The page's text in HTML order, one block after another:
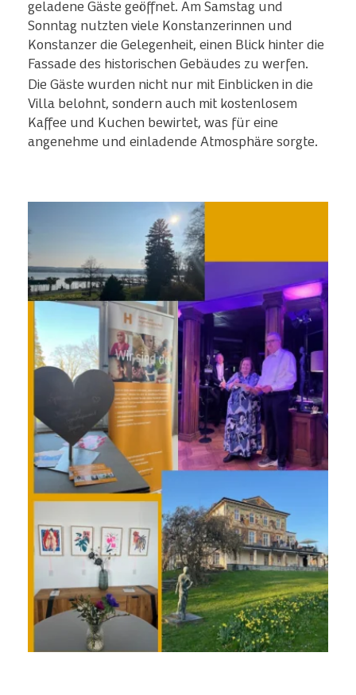
geladene Gäste geöffnet. Am Samstag und
Sonntag nutzten viele Konstanzerinnen und
Konstanzer die Gelegenheit, einen Blick hinter die
Fassade des historischen Gebäudes zu werfen.
Die Gäste wurden nicht nur mit Einblicken in die
Villa belohnt, sondern auch mit kostenlosem
Kaffee und Kuchen bewirtet, was für eine
angenehme und einladende Atmosphäre sorgte.